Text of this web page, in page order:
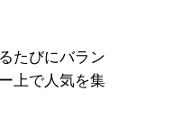
たびにバラン
上で人気を集